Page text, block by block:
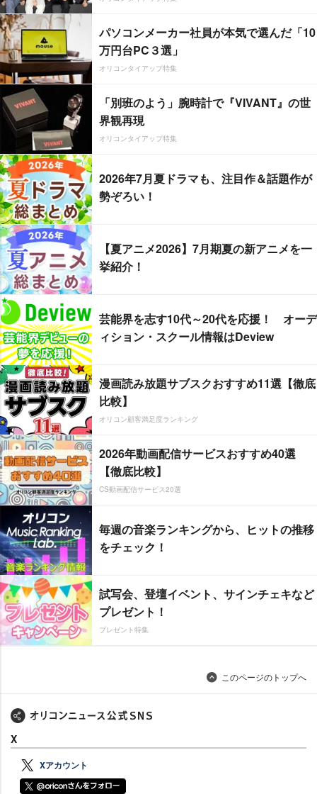
パソコンメーカー社員が本気で選んだ「10
万円台PC３選」
オリコンタイアップ特集
「別班のよう」腕時計で『VIVANT』の世
界観再現
オリコンタイアップ特集
2026年7月夏ドラマも、注目作＆話題作が
勢ぞろい！
【夏アニメ2026】7月期夏の新アニメを一
挙紹介！
芸能界を志す10代～20代を応援！ オーデ
ィション・スクール情報はDeview
漫画読み放題サブスクおすすめ11選【徹底
比較】
オリコン顧客満足度ランキング
2026年動画配信サービスおすすめ40選
【徹底比較】
CS動画配信サービス20選
毎週の音楽ランキングから、ヒットの推移
をチェック！
試写会、登壇イベント、サインチェキなど
プレゼント！
プレゼント特集
このページのトップへ
X
Xアカウント